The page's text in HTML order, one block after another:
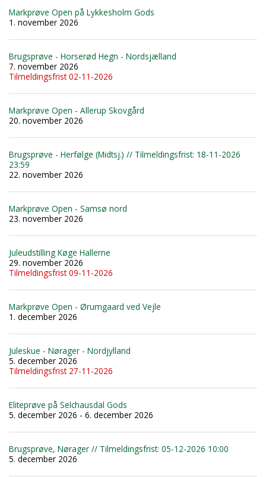
Markprøve Open på Lykkesholm Gods
1. november 2026
Brugsprøve - Horserød Hegn - Nordsjælland
7. november 2026
Tilmeldingsfrist 02-11-2026
Markprøve Open - Allerup Skovgård
20. november 2026
Brugsprøve - Herfølge (Midtsj.) // Tilmeldingsfrist: 18-11-2026
23:59
22. november 2026
Markprøve Open - Samsø nord
23. november 2026
Juleudstilling Køge Hallerne
29. november 2026
Tilmeldingsfrist 09-11-2026
Markprøve Open - Ørumgaard ved Vejle
1. december 2026
Juleskue - Nørager - Nordjylland
5. december 2026
Tilmeldingsfrist 27-11-2026
Eliteprøve på Selchausdal Gods
5. december 2026 - 6. december 2026
Brugsprøve, Nørager // Tilmeldingsfrist: 05-12-2026 10:00
5. december 2026